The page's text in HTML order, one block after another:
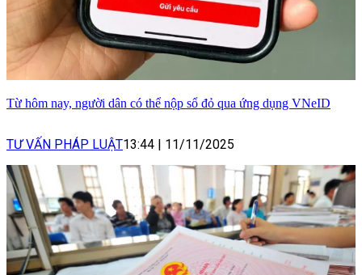
Từ hôm nay, người dân có thể nộp sổ đỏ qua ứng dụng VNeID
TƯ VẤN PHÁP LUẬT13:44 | 11/11/2025